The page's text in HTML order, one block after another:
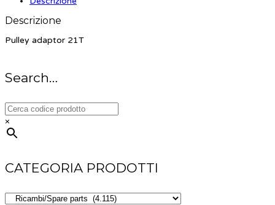
Descrizione
Pulley adaptor 21T
Search…
×
CATEGORIA PRODOTTI